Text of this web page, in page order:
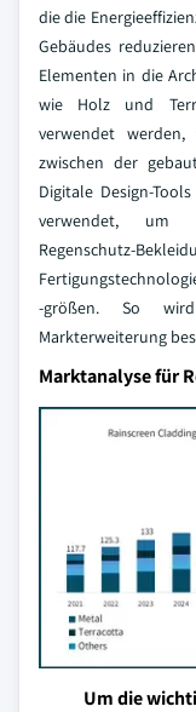
die die
Gebäudes
Elementen in die
wie Holz und
verwendet
zwischen der
Digitale Design-
verwendet, um
Regenschutz-
-größen. So
Markterweiterung
Marktanalyse für
Um die